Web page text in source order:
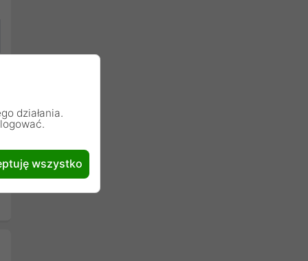
działania.
wszystko